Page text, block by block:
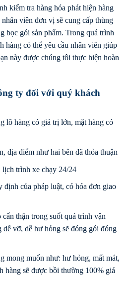
kiểm tra hàng hóa phát hiện hàng
viên đơn vị sẽ cung cấp thùng
bọc gói sản phẩm. Trong quá trình
hàng có thể yêu cầu nhân viên giúp
này được chúng tôi thực hiện hoàn
ty đối với quý khách
lô hàng có giá trị lớn, mặt hàng có
địa điểm như hai bên đã thỏa thuận
trình xe chạy 24/24
định của pháp luật, có hóa đơn giao
thận trong suốt quá trình vận
dễ vỡ, dễ hư hỏng sẽ đóng gói đóng
mong muốn như: hư hỏng, mất mát,
hàng sẽ được bồi thường 100% giá